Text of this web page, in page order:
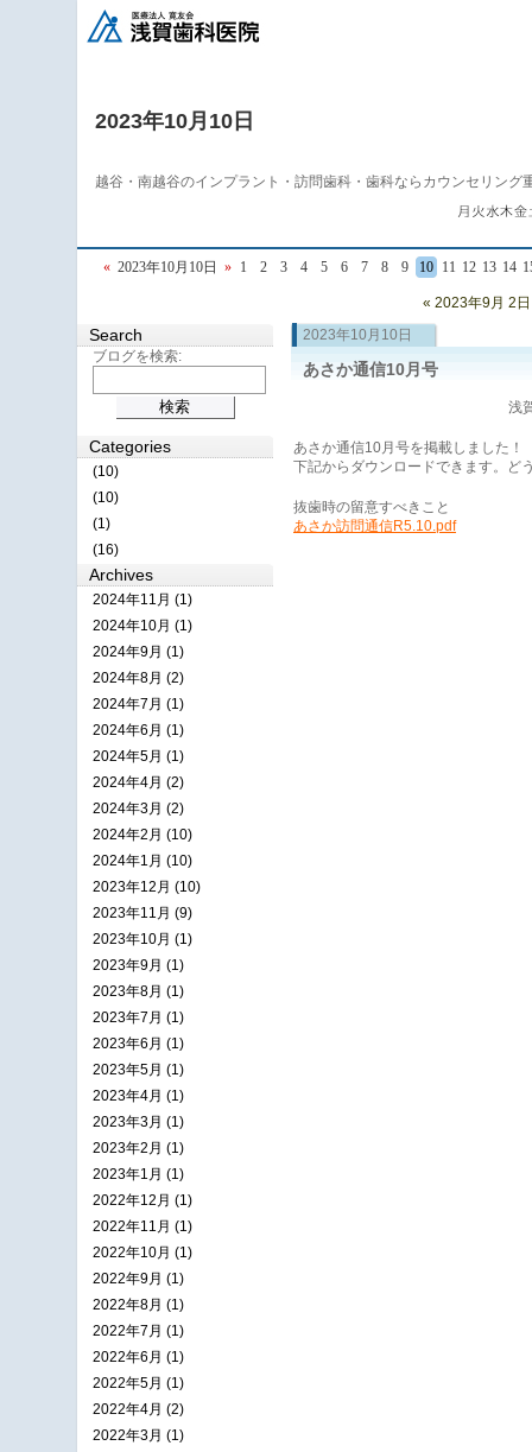
2023年10月10日
越谷・南越谷のインプラント・訪問歯科・歯科ならカウンセリング
« 2023年10月10日 » 1 2 3 4 5 6 7 8 9 10 11 12 13 14
2023年10月10日
あさか通信10月号
浅
あさか通信10月号を掲載しました！
下記からダウンロードできます。ど
抜歯時の留意すべきこと
あさか訪問通信R5.10.pdf
« 2023年9月 2日
Search
ブログを検索:
Categories
(10)
(10)
(1)
(16)
Archives
2024年11月 (1)
2024年10月 (1)
2024年9月 (1)
2024年8月 (2)
2024年7月 (1)
2024年6月 (1)
2024年5月 (1)
2024年4月 (2)
2024年3月 (2)
2024年2月 (10)
2024年1月 (10)
2023年12月 (10)
2023年11月 (9)
2023年10月 (1)
2023年9月 (1)
2023年8月 (1)
2023年7月 (1)
2023年6月 (1)
2023年5月 (1)
2023年4月 (1)
2023年3月 (1)
2023年2月 (1)
2023年1月 (1)
2022年12月 (1)
2022年11月 (1)
2022年10月 (1)
2022年9月 (1)
2022年8月 (1)
2022年7月 (1)
2022年6月 (1)
2022年5月 (1)
2022年4月 (2)
2022年3月 (1)